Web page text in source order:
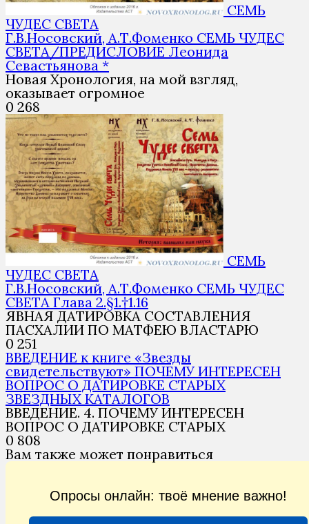
СЕМЬ
ЧУДЕС СВЕТА
Г.В.Носовский, А.Т.Фоменко СЕМЬ ЧУДЕС
СВЕТА/ПРЕДИСЛОВИЕ Леонида
Севастьянова *
Новая Хронология, на мой взгляд,
оказывает огромное
0 268
СЕМЬ
ЧУДЕС СВЕТА
Г.В.Носовский, А.Т.Фоменко СЕМЬ ЧУДЕС
СВЕТА Глава 2.§1.†1.16
ЯВНАЯ ДАТИРОВКА СОСТАВЛЕНИЯ
ПАСХАЛИИ ПО МАТФЕЮ ВЛАСТАРЮ
0 251
ВВЕДЕНИЕ к книге «Звезды
свидетельствуют» ПОЧЕМУ ИНТЕРЕСЕН
ВОПРОС О ДАТИРОВКЕ СТАРЫХ
ЗВЕЗДНЫХ КАТАЛОГОВ
ВВЕДЕНИЕ. 4. ПОЧЕМУ ИНТЕРЕСЕН
ВОПРОС О ДАТИРОВКЕ СТАРЫХ
0 808
Вам также может понравиться
Опросы онлайн: твоё мнение важно!